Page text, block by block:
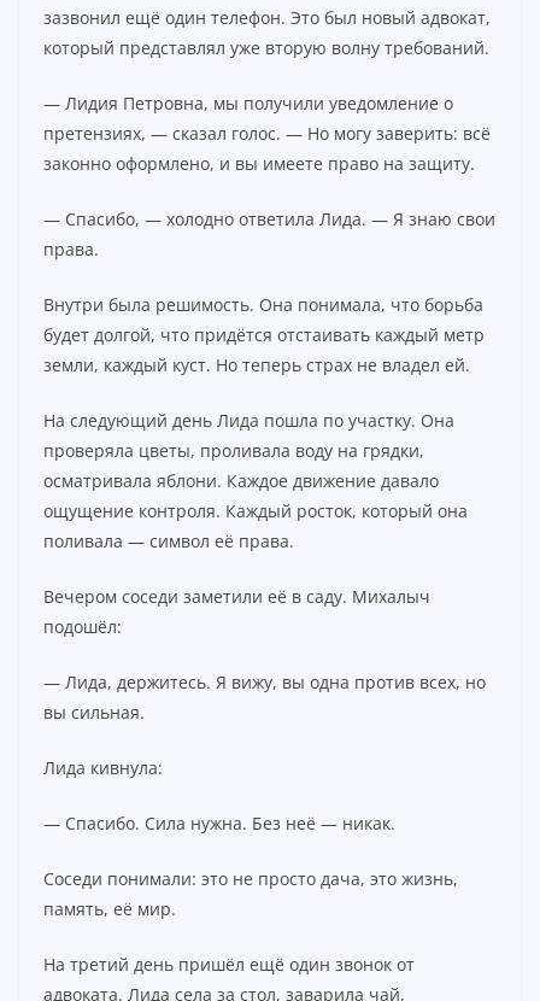
зазвонил ещё один телефон. Это был новый адвокат,
который представлял уже вторую волну требований.
— Лидия Петровна, мы получили уведомление о
претензиях, — сказал голос. — Но могу заверить: всё
законно оформлено, и вы имеете право на защиту.
— Спасибо, — холодно ответила Лида. — Я знаю свои
права.
Внутри была решимость. Она понимала, что борьба
будет долгой, что придётся отстаивать каждый метр
земли, каждый куст. Но теперь страх не владел ей.
На следующий день Лида пошла по участку. Она
проверяла цветы, проливала воду на грядки,
осматривала яблони. Каждое движение давало
ощущение контроля. Каждый росток, который она
поливала — символ её права.
Вечером соседи заметили её в саду. Михалыч
подошёл:
— Лида, держитесь. Я вижу, вы одна против всех, но
вы сильная.
Лида кивнула:
— Спасибо. Сила нужна. Без неё — никак.
Соседи понимали: это не просто дача, это жизнь,
память, её мир.
На третий день пришёл ещё один звонок от
адвоката. Лида села за стол, заварила чай,